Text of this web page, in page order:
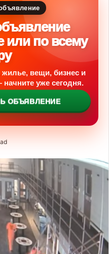
или по всему
жилье, вещи, бизнес и
уже сегодня.
ОБЪЯВЛЕНИЕ